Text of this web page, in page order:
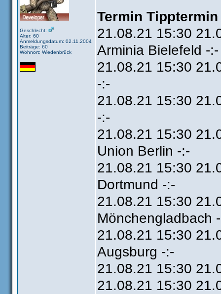
Geschlecht:
Alter: 60
Anmeldungsdatum: 02.11.2004
Beiträge: 60
Wohnort: Wiedenbrück
Termin
21.08.21 15:30
Arminia Bielefeld -
21.08.21 15:30
-:-
21.08.21 15:30
-:-
21.08.21 15:30
Union Berlin -:-
21.08.21 15:30
Dortmund -:-
21.08.21 15:30
Mönchengladbach
21.08.21 15:30
Augsburg -:-
21.08.21 15:30
21.08.21 15:30